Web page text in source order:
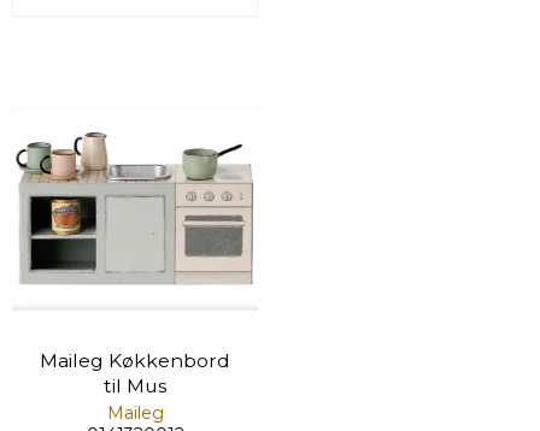
Maileg Køkkenbord
til Mus
Maileg